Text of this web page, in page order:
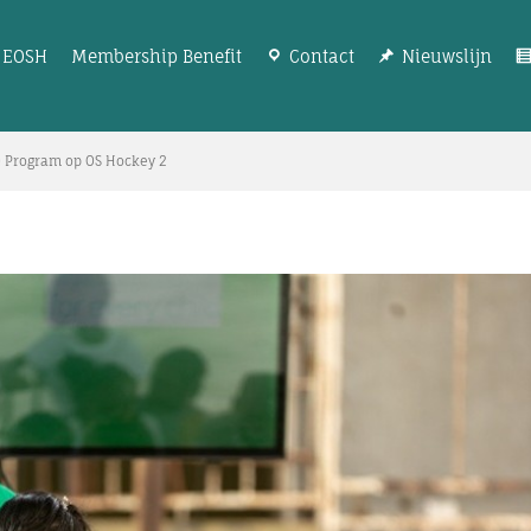
EOSH Membership Benefit Contact Nieuwslijn
op OS Hockey 2